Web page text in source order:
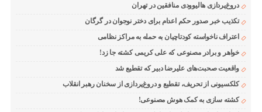
دروغ‌پردازی هالیوودی منافقین در تهران
تکذیب خبر صدور حکم اعدام برای دختر نوجوان در گرگان
اعتراف ناخواسته کودتاچیان به حمله به مراکز نظامی
خواهر و برادر مصنوعی که علی کریمی کشته جا زد!
واقعیت صحبت‌های علیرضا دبیر که تقطیع شد
کلکسیونی از تحریف، تقطیع و دروغ‌پردازی از سخنان رهبر انقلاب
کشته سازی به کمک هوش مصنوعی!